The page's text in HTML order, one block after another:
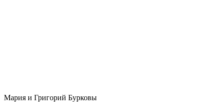
Мария и Григорий Бурковы